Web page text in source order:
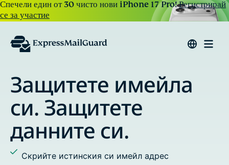
Спечели един от 30 чисто нови iPhone 17 Pro!Регистрирай
се за участие
имейла
имейл адрес
Спрете